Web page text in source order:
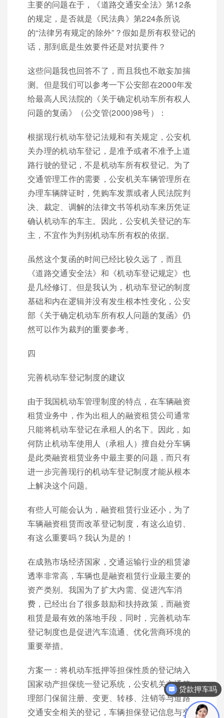
主要的问题在于，《道路交通安全法》第12条
的规定，是否就是《民法典》第224条所说
的“法律另有规定的除外”？假如是所有权登记的
话，那到底是生效要件还是对抗要件？
这些问题我也回答不了，而且我也不敢妄加揣
测。但是我们可以参考一下公安部在2000年发
给最高人民法院的《关于确定机动车所有权人
问题的复函》（公交管(2000)98号）：
根据现行机动车登记法规和有关规定，公安机
关办理的机动车登记，是准予或者不准予上道
路行驶的登记，不是机动车所有权登记。为了
交通管理工作的需要，公安机关车辆管理所在
办理车辆牌证时，凭购车发票或者人民法院判
决、裁定、调解的法律文书等机动车来历凭证
确认机动车的车主。因此，公安机关登记的车
主，不宜作为判别机动车所有权的依据。
虽然这个复函的时间已经比较久远了，而且
《道路交通安全法》和《机动车登记规定》也
是几经修订。但是我认为，机动车登记的制度
基础和内在逻辑并没有发生根本性变化，公安
部《关于确定机动车所有权人问题的复函》仍
然可以作为裁判的重要参考。
四
完善机动车登记制度的建议
由于我国机动车管理制度的特点，在车辆融资
租赁业务中，作为出租人的融资租赁公司通常
只能将机动车登记在承租人的名下。因此，如
何防止机动车使用人（承租人）擅自处分车辆
是此类融资租赁业务中最主要的问题，而只有
进一步完善现行的机动车登记制度才能从根本
上解决这个问题。
有些人可能会认为，融资租赁行业还小，为了
车辆融资租赁而改革登记制度，有这么迫切、
有这么重要吗？我认为是的！
在成熟市场经济国家，交通运输行业的租赁渗
透率非常高，车辆也是融资租赁行业最主要的
资产类别。我国为了扩大内需、促进汽车消
费，已经出台了很多鼓励和扶持政策，而融资
租赁是最有效的落地手段，同时，完善机动车
登记制度也是促进汽车流通、优化营商环境的
重要举措。
方案一：将机动车抵押等担保性质的登记纳入
国家动产担保统一登记系统，公安机关交通管
理部门保留注册、变更、转移、注销等与道路
交通安全相关的登记，车辆担保登记信息与交
贷款押车吗
你们是怎么收费的呢？